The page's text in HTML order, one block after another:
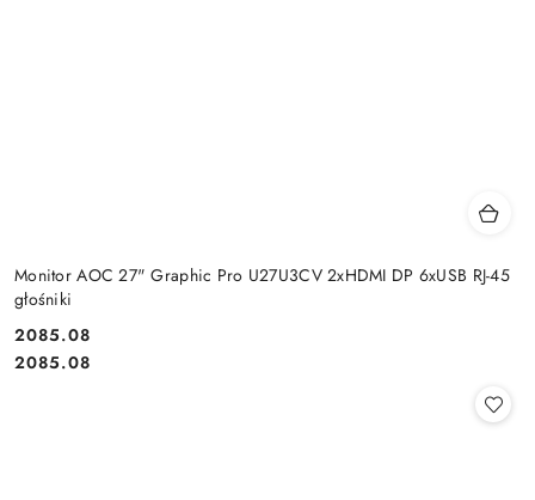
Monitor AOC 27" Graphic Pro U27U3CV 2xHDMI DP 6xUSB RJ-45
głośniki
Cena:
2085.08
Cena:
2085.08